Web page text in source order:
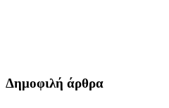
Δημοφιλή άρθρα